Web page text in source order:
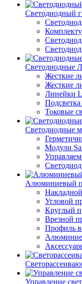
Светодиодный
Светодиодные
Жесткие
Жесткие
Линейки
Токовые
Светодиодные
Модули
Алюминиевый
Угловой
Круглый
Врезной
Профиль
Управление